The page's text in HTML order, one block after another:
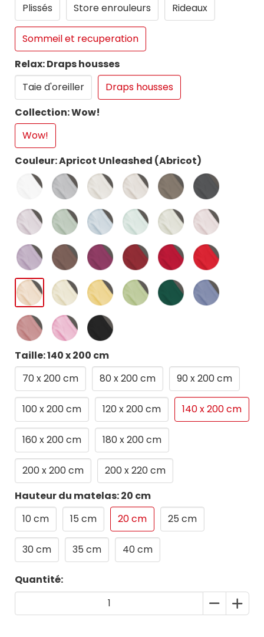
Plissés
Store enrouleurs Rideaux
Sommeil et recuperation
Relax: Draps housses
Taie d'oreiller
Draps housses
Collection: Wow!
Wow!
Couleur: Apricot Unleashed (Abricot)
Taille: 140 x 200 cm
70 x 200 cm
80 x 200 cm 90 x 200 cm
100 x 200 cm 120 x 200 cm 140 x 200 cm
160 x 200 cm 180 x 200 cm
200 x 200 cm
200 x 220 cm
Hauteur du matelas: 20 cm
10 cm
15 cm 20 cm 25 cm
30 cm 35 cm 40 cm
Quantité: